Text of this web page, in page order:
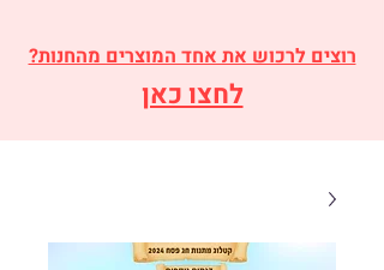
רוצים לרכוש את אחד המוצרים מהחנות?
לחצו כאן